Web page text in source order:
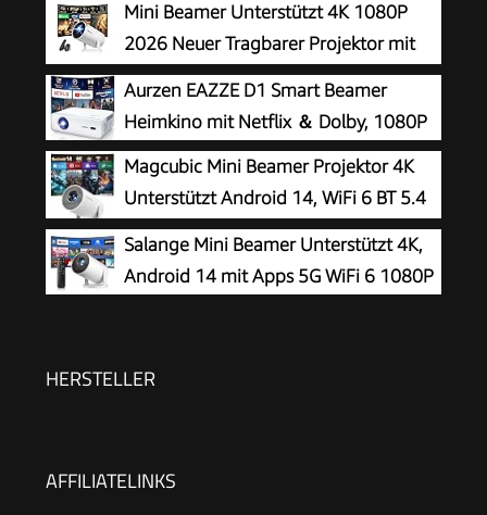
Mini Beamer Unterstützt 4K 1080P
2026 Neuer Tragbarer Projektor mit
5G WiFi 6 und BT 5.4, Beamer Klein
Projektor mit Automatische Trapezialkorrektur
180 ° Drehung für HDMI/Tv Stick/USB/Laptop,
Weiß
Aurzen EAZZE D1 Smart Beamer
Heimkino mit Netflix ＆ Dolby, 1080P
Magcubic Mini Beamer Projektor 4K
Unterstützt Android 14, WiFi 6 BT 5.4
Salange Mini Beamer Unterstützt 4K,
Android 14 mit Apps 5G WiFi 6 1080P
HERSTELLER
AFFILIATELINKS